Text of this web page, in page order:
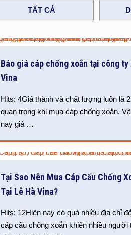
TẤT CẢ
Báo giá cáp chống xoắn tại công ty
Vina
Hits: 4Giá thành và chất lượng luôn là
quan trọng khi mua cáp chống xoắn.
nay giá …
Tại Sao Nên Mua Cáp Cẩu Chống
Tại Lê Hà Vina?
Hits: 12Hiện nay có quá nhiều địa chỉ
cáp cẩu chống xoắn khiến nhiều người